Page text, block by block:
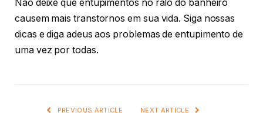
Não deixe que entupimentos no ralo do banheiro
causem mais transtornos em sua vida. Siga nossas
dicas e diga adeus aos problemas de entupimento de
uma vez por todas.
PREVIOUS ARTICLE NEXT ARTICLE